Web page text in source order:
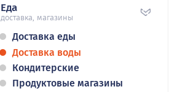
Еда
доставка, магазины
Доставка еды
Доставка воды
Кондитерские
Продуктовые магазины